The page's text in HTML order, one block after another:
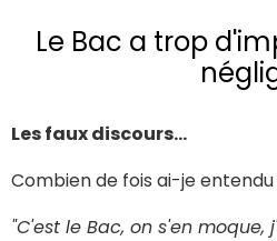
Le Bac a trop
Les faux discours...
Combien de fois ai-je entendu
"C'est le Bac, on s'en